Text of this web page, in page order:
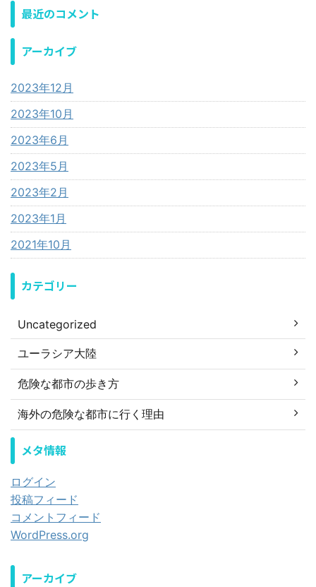
最近のコメント
アーカイブ
2023年12月
2023年10月
2023年6月
2023年5月
2023年2月
2023年1月
2021年10月
カテゴリー
Uncategorized
ユーラシア大陸
危険な都市の歩き方
海外の危険な都市に行く理由
メタ情報
ログイン
投稿フィード
コメントフィード
WordPress.org
アーカイブ